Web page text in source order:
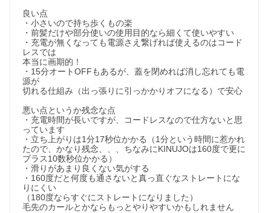
良い点
・小さいので持ち歩くもの楽
・前髪だけや部分使いの使用目的なら細くて使いやすい
・充電が無くなっても電源さえ繋げれば使えるのはコード
レスでは
本当に画期的！
・15分オートOFFもあるが、蓋を閉めれば消し忘れても電
源が
切れる仕組み（出っ張りに引っかかりオフになる）で安心
悪い点というか残念な点
・充電時間が長いですが、コードレスなので仕方ないと思
っています
・立ち上がりは1分17秒位かかる（1分という時間に惹かれ
たので、かなり残念、、、ちなみにKINUJOは160度で更に
ブラス10数秒位かかる）
・滑りがあまり良くない気がする
・160度だと何度も通さないと真っ直ぐなストレートにな
りにくい
（180度ならすぐにストレートになりました）
毛先のカールとかならもっとやりやすいかもしれません